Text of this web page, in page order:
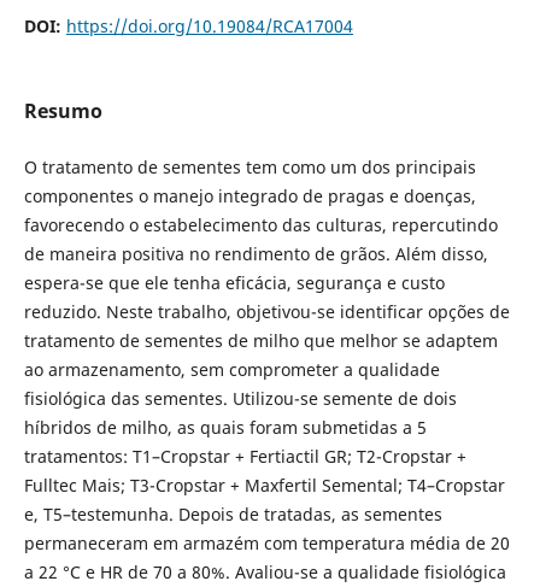
DOI: https://doi.org/10.19084/RCA17004
Resumo
O tratamento de sementes tem como um dos principais
componentes o manejo integrado de pragas e doenças,
favorecendo o estabelecimento das culturas, repercutindo
de maneira positiva no rendimento de grãos. Além disso,
espera-se que ele tenha eficácia, segurança e custo
reduzido. Neste trabalho, objetivou-se identificar opções de
tratamento de sementes de milho que melhor se adaptem
ao armazenamento, sem comprometer a qualidade
fisiológica das sementes. Utilizou-se semente de dois
híbridos de milho, as quais foram submetidas a 5
tratamentos: T1–Cropstar + Fertiactil GR; T2-Cropstar +
Fulltec Mais; T3-Cropstar + Maxfertil Semental; T4–Cropstar
e, T5–testemunha. Depois de tratadas, as sementes
permaneceram em armazém com temperatura média de 20
a 22 °C e HR de 70 a 80%. Avaliou-se a qualidade fisiológica